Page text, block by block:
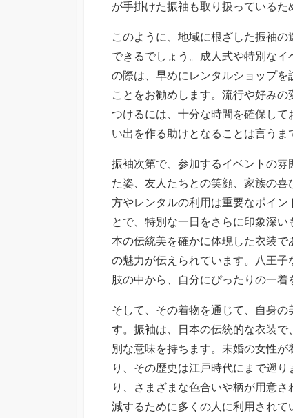
が手掛けた振袖も取り扱っているた
このように、地域に根ざした振袖
できるでしょう。成人式や特別な
の際は、早めにレンタルショップ
ことをお勧めします。流行や好み
つけるには、十分な時間を確保し
い出を作る助けとなることは言うま
振袖次第で、参加するイベントの
た姿、友人たちとの笑顔、家族の
方やレンタルの利用は重要なポイ
とで、特別な一日をさらに印象深
本の伝統美を確かに体現した衣装
の魅力が伝えられています。八王
肢の中から、自分にぴったりの一着
そして、その着物を通じて、自身
す。振袖は、日本の伝統的な衣装
別な意味を持ちます。未婚の女性
り、その歴史は江戸時代にまで遡
り、さまざまな色合いや柄が用意
減するために多くの人に利用されて